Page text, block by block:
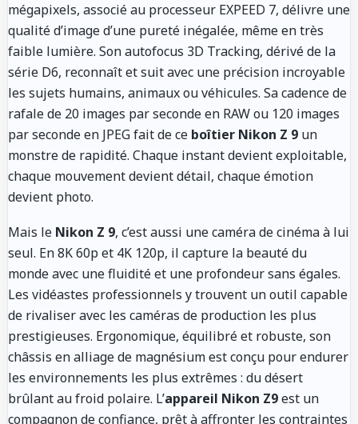
mégapixels, associé au processeur EXPEED 7, délivre une
qualité d’image d’une pureté inégalée, même en très
faible lumière. Son autofocus 3D Tracking, dérivé de la
série D6, reconnaît et suit avec une précision incroyable
les sujets humains, animaux ou véhicules. Sa cadence de
rafale de 20 images par seconde en RAW ou 120 images
par seconde en JPEG fait de ce boîtier Nikon Z 9 un
monstre de rapidité. Chaque instant devient exploitable,
chaque mouvement devient détail, chaque émotion
devient photo.
Mais le Nikon Z 9, c’est aussi une caméra de cinéma à lui
seul. En 8K 60p et 4K 120p, il capture la beauté du
monde avec une fluidité et une profondeur sans égales.
Les vidéastes professionnels y trouvent un outil capable
de rivaliser avec les caméras de production les plus
prestigieuses. Ergonomique, équilibré et robuste, son
châssis en alliage de magnésium est conçu pour endurer
les environnements les plus extrêmes : du désert
brûlant au froid polaire. L’appareil Nikon Z9est un
compagnon de confiance, prêt à affronter les contraintes